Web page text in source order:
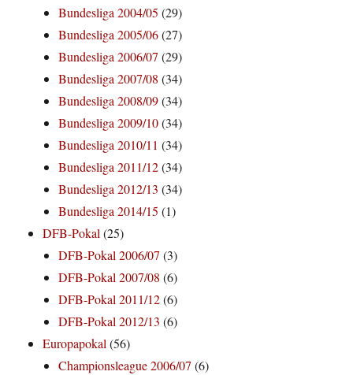
Bundesliga 2004/05 (29)
Bundesliga 2005/06(27)
Bundesliga 2006/07 (29)
Bundesliga 2007/08 (34)
Bundesliga 2008/09(34)
Bundesliga 2009/10(34)
Bundesliga 2010/11 (34)
Bundesliga 2011/12(34)
Bundesliga 2012/13 (34)
Bundesliga 2014/15 (1)
DFB-Pokal(25)
DFB-Pokal 2006/07 (3)
DFB-Pokal 2007/08 (6)
DFB-Pokal 2011/12(6)
DFB-Pokal 2012/13 (6)
Europapokal(56)
Championsleague 2006/07 (6)